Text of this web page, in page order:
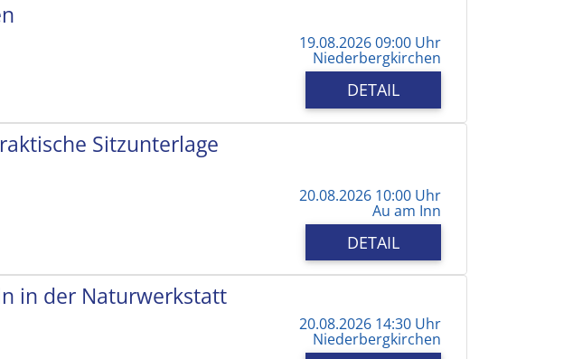
19.08.2026 09:00 Uhr
Niederbergkirchen
DETAIL
Sitzunterlage
20.08.2026 10:00 Uhr
Au am Inn
DETAIL
in der Naturwerkstatt
20.08.2026 14:30 Uhr
Niederbergkirchen